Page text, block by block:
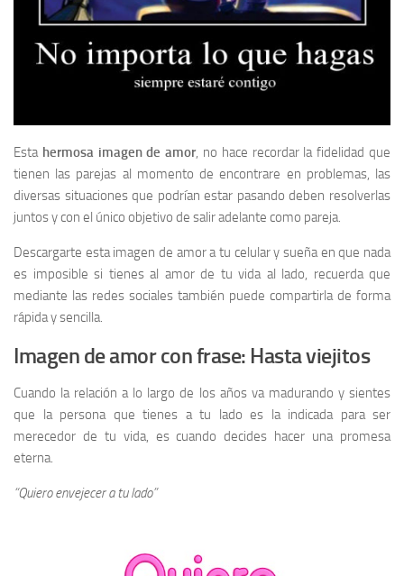
Esta hermosa imagen de amor, no hace recordar la fidelidad que
tienen las parejas al momento de encontrare en problemas, las
diversas situaciones que podrían estar pasando deben resolverlas
juntos y con el único objetivo de salir adelante como pareja.
Descargarte esta imagen de amor a tu celular y sueña en que nada
es imposible si tienes al amor de tu vida al lado, recuerda que
mediante las redes sociales también puede compartirla de forma
rápida y sencilla.
Imagen de amor con frase: Hasta viejitos
Cuando la relación a lo largo de los años va madurando y sientes
que la persona que tienes a tu lado es la indicada para ser
merecedor de tu vida, es cuando decides hacer una promesa
eterna.
“Quiero envejecer a tu lado”